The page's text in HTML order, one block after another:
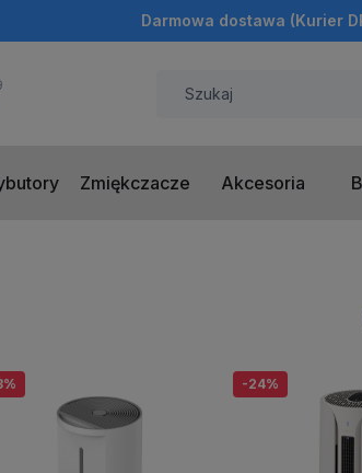
Darmowa dostawa (Kurier
Zmiękczacze Akcesoria
-24%